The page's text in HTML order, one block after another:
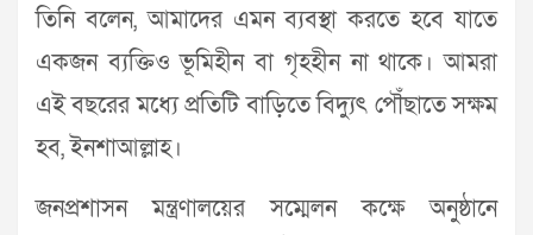
তিনি বলেন, আমাদের এমন ব্যবস্থা করতে হবে যাতে
একজন ব্যক্তিও ভূমিহীন বা গৃহহীন না থাকে। আমরা
এই বছরের মধ্যে প্রতিটি বাড়িতে বিদ্যুৎ পৌঁছাতে সক্ষম
হব, ইনশাআল্লাহ।
জনপ্রশাসন মন্ত্রণালয়ের সম্মেলন কক্ষে অনুষ্ঠানে